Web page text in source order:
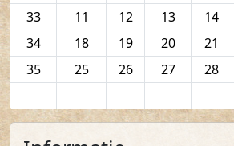
33
11 12 13 14
34
18 19 20 21
35
25 26 27 28